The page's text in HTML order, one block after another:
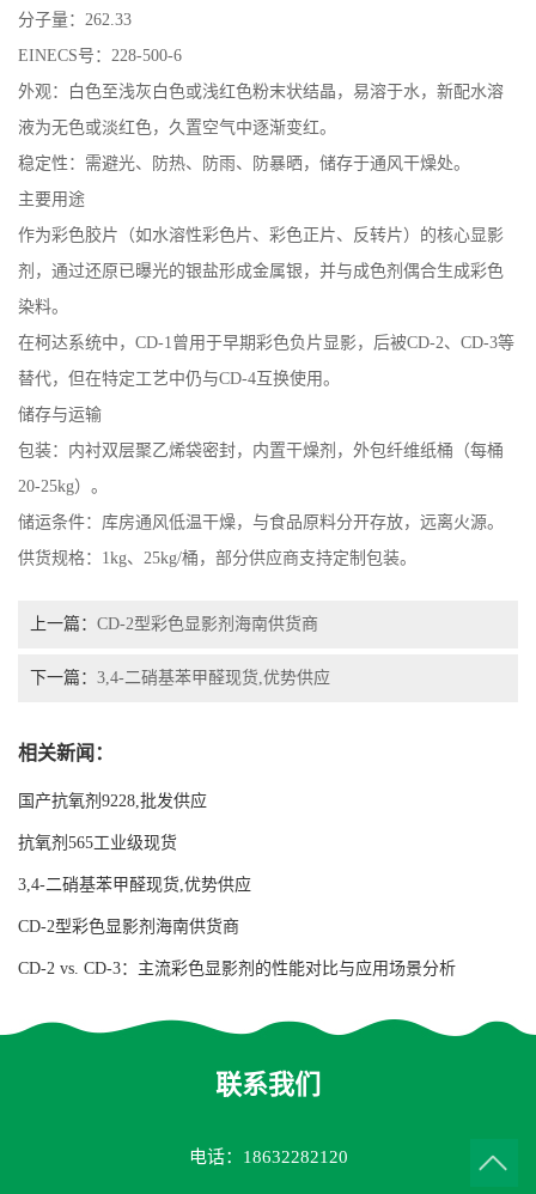
分子量： 262.33
EINECS号 ： 228-500-6
外观：白色至浅灰白色或浅红色粉末状结晶，易溶于水，新配水溶
液为无色或淡红色，久置空气中逐渐变红。
稳定性 ：需避光、防热、防雨、防暴晒，储存于通风干燥处。
主要用途
作为彩色胶片（如水溶性彩色片、彩色正片、反转片）的核心显影
剂，通过还原已曝光的银盐形成金属银，并与成色剂偶合生成彩色
染料。
在柯达系统中， CD-1曾用于早期彩色负片显影，后被CD-2、 CD-3等
替代，但在特定工艺中仍与CD-4 互换使用。
储存与运输
包装：内衬双层聚乙烯袋密封，内置干燥剂，外包纤维纸桶（每桶
20-25kg）。
储运条件：库房通风低温干燥，与食品原料分开存放，远离火源。
供货规格： 1kg、 25kg/桶，部分供应商支持定制包装。
上一篇： CD-2型彩色显影剂海南供货商
下一篇： 3,4-二硝基苯甲醛现货,优势供应
相关新闻：
国产抗氧剂9228,批发供应
抗氧剂565工业级现货
3,4-二硝基苯甲醛现货,优势供应
CD-2型彩色显影剂海南供货商
CD-2 vs. CD-3：主流彩色显影剂的性能对比与应用场景分析
联系我们
电话：18632282120